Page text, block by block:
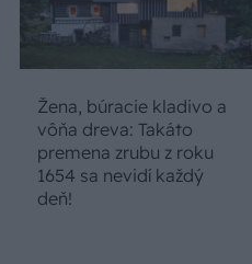
Žena, búracie kladivo a
vôňa dreva: Takáto
premena zrubu z roku
1654 sa nevidí každý
deň!